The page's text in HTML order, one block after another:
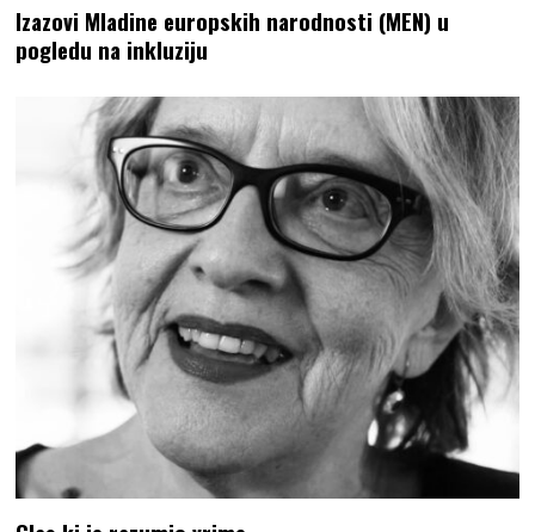
Izazovi Mladine europskih narodnosti (MEN) u
pogledu na inkluziju